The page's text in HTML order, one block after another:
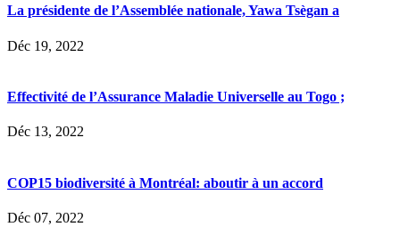
La présidente de l’Assemblée nationale, Yawa Tsègan a
Déc 19, 2022
Effectivité de l’Assurance Maladie Universelle au Togo ;
Déc 13, 2022
COP15 biodiversité à Montréal: aboutir à un accord
Déc 07, 2022